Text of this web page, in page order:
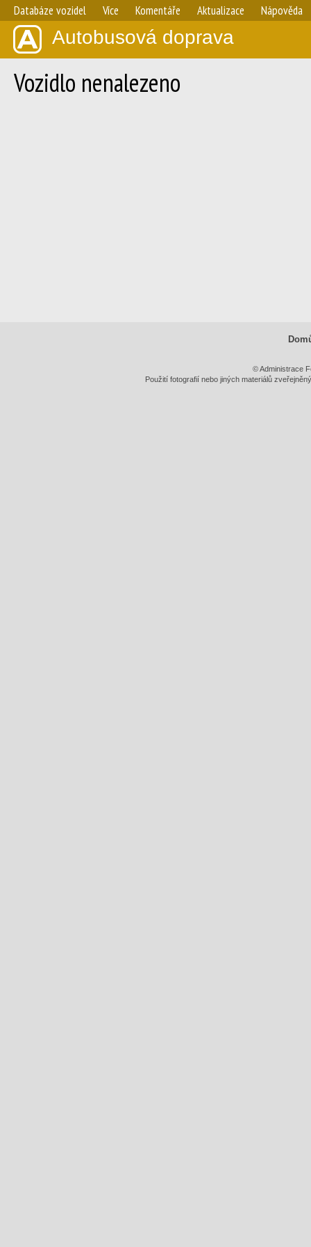
Databáze vozidel Více Komentáře Aktualizace Nápověda
Autobusová doprava
Vozidlo nenalezeno
© Administrace
Použití fotografií nebo jiných materiálů